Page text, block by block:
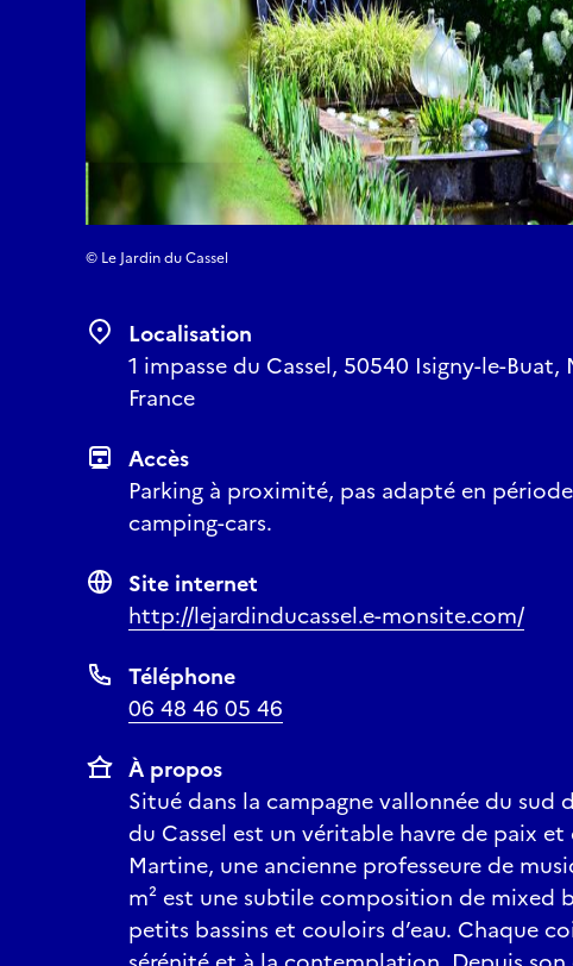
© Le Jardin du Cassel
Localisation
1 impasse du Cassel, 50540 Isigny-le-
France
Accès
Parking à proximité, pas adapté en
camping-cars.
Site internet
http://lejardinducassel.e-monsite.com/
Téléphone
06 48 46 05 46
À propos
Situé dans la campagne vallonnée du sud
du Cassel est un véritable havre de paix
Martine, une ancienne professeure de
m² est une subtile composition de mixed
petits bassins et couloirs d’eau. Chaque